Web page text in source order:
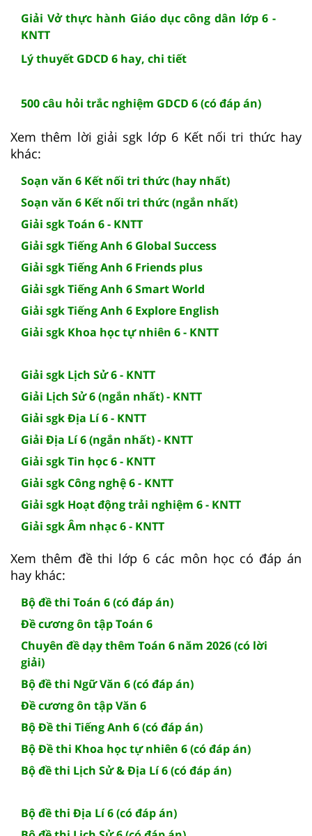
Giải Vở thực hành Giáo dục công dân lớp 6 -
KNTT
Lý thuyết GDCD 6 hay, chi tiết
500 câu hỏi trắc nghiệm GDCD 6 (có đáp án)
Xem thêm lời giải sgk lớp 6 Kết nối tri thức hay
khác:
Soạn văn 6 Kết nối tri thức (hay nhất)
Soạn văn 6 Kết nối tri thức (ngắn nhất)
Giải sgk Toán 6 - KNTT
Giải sgk Tiếng Anh 6 Global Success
Giải sgk Tiếng Anh 6 Friends plus
Giải sgk Tiếng Anh 6 Smart World
Giải sgk Tiếng Anh 6 Explore English
Giải sgk Khoa học tự nhiên 6 - KNTT
Giải sgk Lịch Sử 6 - KNTT
Giải Lịch Sử 6 (ngắn nhất) - KNTT
Giải sgk Địa Lí 6 - KNTT
Giải Địa Lí 6 (ngắn nhất) - KNTT
Giải sgk Tin học 6 - KNTT
Giải sgk Công nghệ 6 - KNTT
Giải sgk Hoạt động trải nghiệm 6 - KNTT
Giải sgk Âm nhạc 6 - KNTT
Xem thêm đề thi lớp 6 các môn học có đáp án
hay khác:
Bộ đề thi Toán 6 (có đáp án)
Đề cương ôn tập Toán 6
Chuyên đề dạy thêm Toán 6 năm 2026 (có lời
giải)
Bộ đề thi Ngữ Văn 6 (có đáp án)
Đề cương ôn tập Văn 6
Bộ Đề thi Tiếng Anh 6 (có đáp án)
Bộ Đề thi Khoa học tự nhiên 6 (có đáp án)
Bộ đề thi Lịch Sử & Địa Lí 6 (có đáp án)
Bộ đề thi Địa Lí 6 (có đáp án)